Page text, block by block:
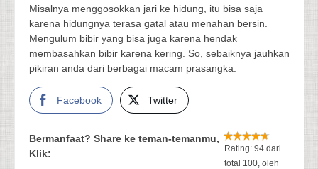
Misalnya menggosokkan jari ke hidung, itu bisa saja
karena hidungnya terasa gatal atau menahan bersin.
Mengulum bibir yang bisa juga karena hendak
membasahkan bibir karena kering. So, sebaiknya jauhkan
pikiran anda dari berbagai macam prasangka.
Facebook Twitter
Bermanfaat? Share ke teman-temanmu,
Klik:
Rating:94 dari
total 100 , oleh